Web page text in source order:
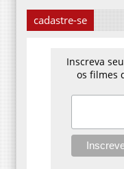
cadastre-se
Inscreva
os filmes